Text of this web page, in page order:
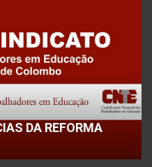
DA REFORMA